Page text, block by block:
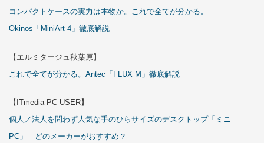
コンパクトケースの実力は本物か。これで全てが分かる。
Okinos「MiniArt 4」徹底解説
【エルミタージュ秋葉原】
これで全てが分かる。Antec「FLUX M」徹底解説
【ITmedia PC USER】
個人／法人を問わず人気な手のひらサイズのデスクトップ「ミニ
PC」 どのメーカーがおすすめ？